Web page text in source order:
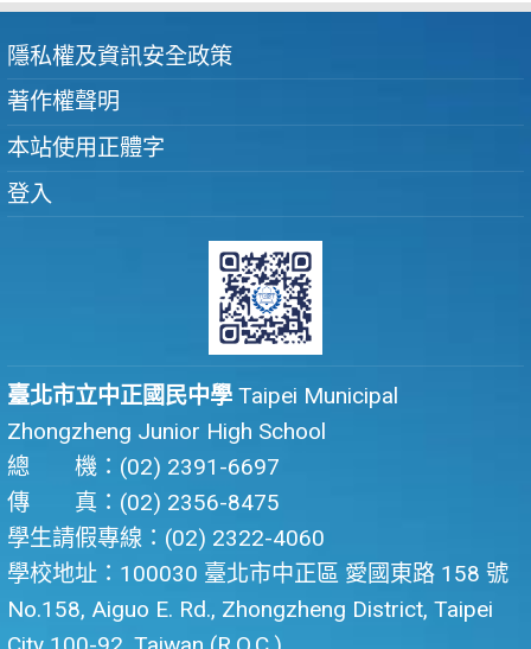
隱私權及資訊安全政策
著作權聲明
本站使用正體字
登入
臺北市立中正國民中學 Taipei Municipal
Zhongzheng Junior High School
總 機：(02) 2391-6697
傳 真：(02) 2356-8475
學生請假專線：(02) 2322-4060
學校地址：100030 臺北市中正區 愛國東路 158 號
No.158, Aiguo E. Rd., Zhongzheng District, Taipei